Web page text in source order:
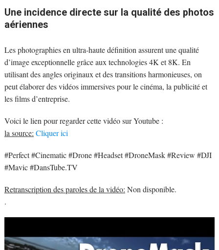
Une incidence directe sur la qualité des photos
aériennes
Les photographies en ultra-haute définition assurent une qualité
d’image exceptionnelle grâce aux technologies 4K et 8K. En
utilisant des angles originaux et des transitions harmonieuses, on
peut élaborer des vidéos immersives pour le cinéma, la publicité et
les films d’entreprise.
Voici le lien pour regarder cette vidéo sur Youtube :
la source: Cliquer ici
#Perfect #Cinematic #Drone #Headset #DroneMask #Review #DJI
#Mavic #DansTube.TV
Retranscription des paroles de la vidéo: Non disponible.
.